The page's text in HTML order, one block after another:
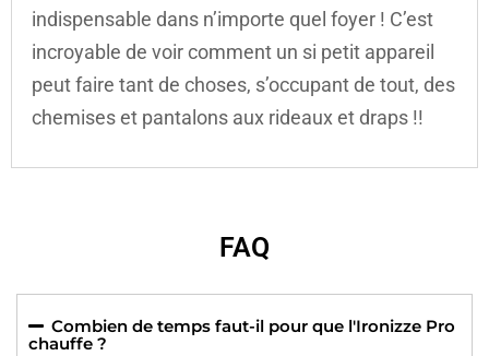
indispensable dans n’importe quel foyer ! C’est
incroyable de voir comment un si petit appareil
peut faire tant de choses, s’occupant de tout, des
chemises et pantalons aux rideaux et draps !!
FAQ
Combien de temps faut-il pour que l'Ironizze Pro
chauffe ?